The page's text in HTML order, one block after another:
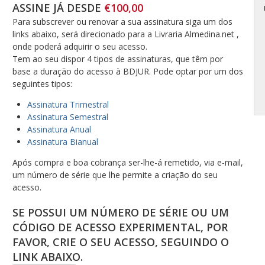
ASSINE JÁ DESDE €100,00
Para subscrever ou renovar a sua assinatura siga um dos
links abaixo, será direcionado para a Livraria Almedina.net ,
onde poderá adquirir o seu acesso.
Tem ao seu dispor 4 tipos de assinaturas, que têm por
base a duração do acesso à BDJUR. Pode optar por um dos
seguintes tipos:
Assinatura Trimestral
Assinatura Semestral
Assinatura Anual
Assinatura Bianual
Após compra e boa cobrança ser-lhe-á remetido, via e-mail,
um número de série que lhe permite a criação do seu
acesso.
SE POSSUI UM NÚMERO DE SÉRIE OU UM
CÓDIGO DE ACESSO EXPERIMENTAL, POR
FAVOR, CRIE O SEU ACESSO, SEGUINDO O
LINK ABAIXO.